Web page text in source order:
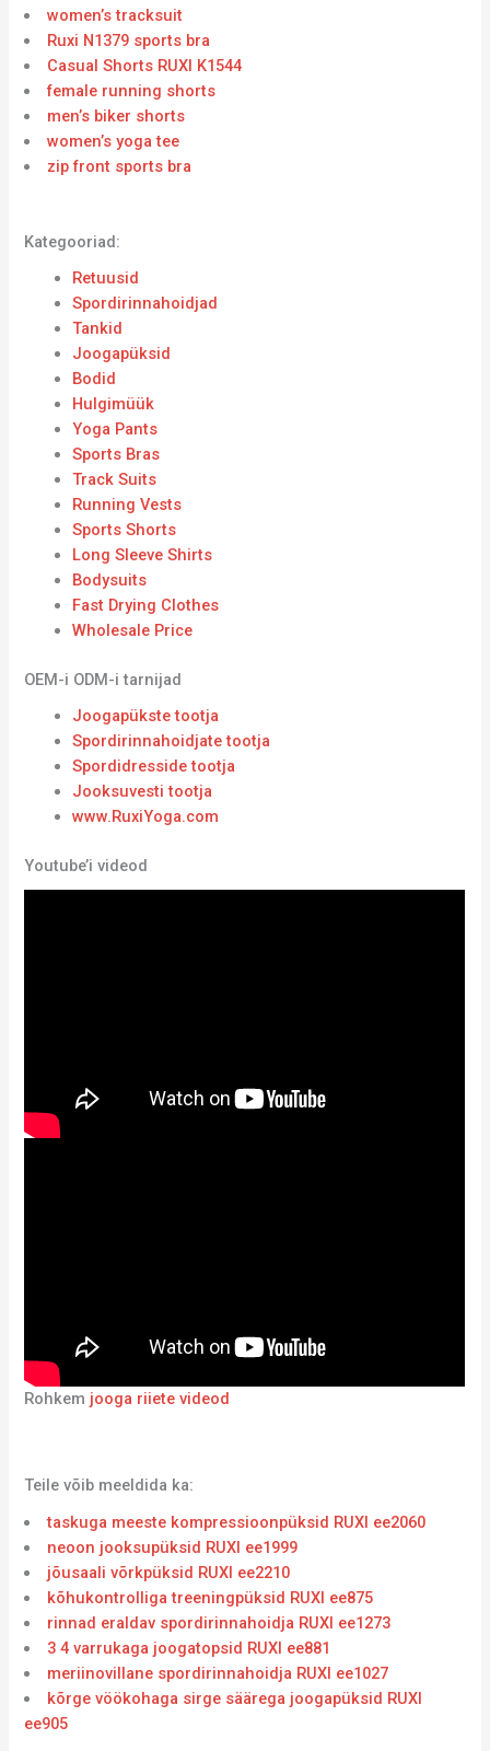
women’s tracksuit
Ruxi N1379 sports bra
Casual Shorts RUXI K1544
female running shorts
men’s biker shorts
women’s yoga tee
zip front sports bra
Kategooriad:
Retuusid
Spordirinnahoidjad
Tankid
Joogapüksid
Bodid
Hulgimüük
Yoga Pants
Sports Bras
Track Suits
Running Vests
Sports Shorts
Long Sleeve Shirts
Bodysuits
Fast Drying Clothes
Wholesale Price
OEM-i ODM-i tarnijad
Joogapükste tootja
Spordirinnahoidjate tootja
Spordidresside tootja
Jooksuvesti tootja
www.RuxiYoga.com
Youtube’i videod
Rohkem jooga riiete videod
Teile võib meeldida ka:
taskuga meeste kompressioonpüksid RUXI ee2060
neoon jooksupüksid RUXI ee1999
jõusaali võrkpüksid RUXI ee2210
kõhukontrolliga treeningpüksid RUXI ee875
rinnad eraldav spordirinnahoidja RUXI ee1273
3 4 varrukaga joogatopsid RUXI ee881
meriinovillane spordirinnahoidja RUXI ee1027
kõrge vöökohaga sirge säärega joogapüksid RUXI
ee905